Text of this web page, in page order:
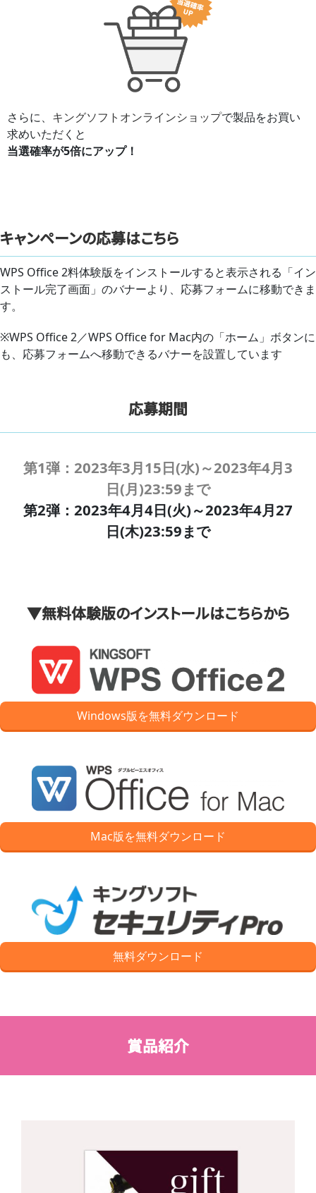
さらに、 キングソフトオンラインショップで製品をお買い
求めいただくと
当選確率が5倍にアップ！
キャンペーンの応募はこちら
WPS Office 2料体験版をインストールすると表示される「イン
ストール完了画面」のバナーより、応募フォームに移動できま
す。
※WPS Office 2／WPS Office for Mac内の「ホーム」ボタンに
も、応募フォームへ移動できるバナーを設置しています
応募期間
第1弾：2023年3月15日(水)～2023年4月3
日(月)23:59まで
第2弾：2023年4月4日(火)～2023年4月27
日(木)23:59まで
▼無料体験版のインストールはこちらから
Windows版を無料ダウンロード
Mac版を無料ダウンロード
無料ダウンロード
賞品紹介